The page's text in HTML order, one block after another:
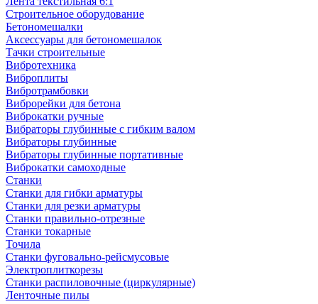
Строительное оборудование
Бетономешалки
Аксессуары для бетономешалок
Тачки строительные
Вибротехника
Виброплиты
Вибротрамбовки
Виброрейки для бетона
Виброкатки ручные
Вибраторы глубинные с гибким валом
Вибраторы глубинные
Вибраторы глубинные портативные
Виброкатки самоходные
Станки
Станки для гибки арматуры
Станки для резки арматуры
Станки правильно-отрезные
Станки токарные
Точила
Станки фуговально-рейсмусовые
Электроплиткорезы
Станки распиловочные (циркулярные)
Ленточные пилы